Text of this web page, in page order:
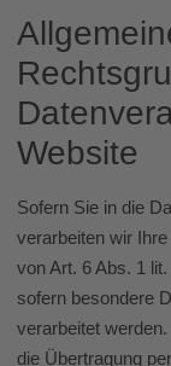
Website
Sofern Sie in die
verarbeiten wir
von Art. 6 Abs. 1
sofern besondere
verarbeitet
die Übertragung